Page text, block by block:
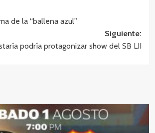
de la “ballena azul”
Siguiente:
podría protagonizar show del SB LII